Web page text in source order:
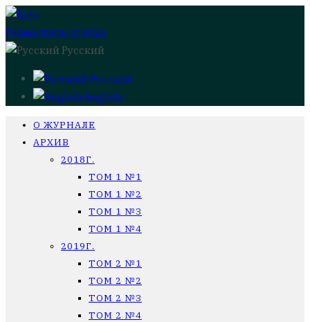
Разместить статью
Русский
Русский
English
О ЖУРНАЛЕ
АРХИВ
2018Г.
ТОМ 1 №1
ТОМ 1 №2
ТОМ 1 №3
ТОМ 1 №4
2019Г.
ТОМ 2 №1
ТОМ 2 №2
ТОМ 2 №3
ТОМ 2 №4